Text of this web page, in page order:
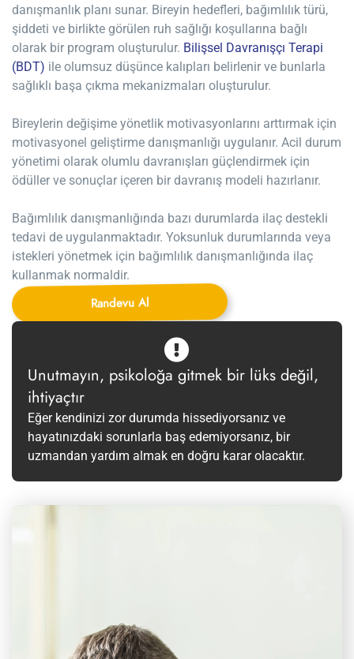
danışmanlık planı sunar. Bireyin hedefleri, bağımlılık türü,
şiddeti ve birlikte görülen ruh sağlığı koşullarına bağlı
olarak bir program oluşturulur. Bilişsel Davranışçı Terapi
(BDT) ile olumsuz düşünce kalıpları belirlenir ve bunlarla
sağlıklı başa çıkma mekanizmaları oluşturulur.
Bireylerin değişime yönetlik motivasyonlarını arttırmak için
motivasyonel geliştirme danışmanlığı uygulanır. Acil durum
yönetimi olarak olumlu davranışları güçlendirmek için
ödüller ve sonuçlar içeren bir davranış modeli hazırlanır.
Bağımlılık danışmanlığında bazı durumlarda ilaç destekli
tedavi de uygulanmaktadır. Yoksunluk durumlarında veya
istekleri yönetmek için bağımlılık danışmanlığında ilaç
kullanmak normaldir.
Randevu Al
Unutmayın, psikoloğa gitmek bir lüks değil,
ihtiyaçtır
Eğer kendinizi zor durumda hissediyorsanız ve
hayatınızdaki sorunlarla baş edemiyorsanız, bir
uzmandan yardım almak en doğru karar olacaktır.